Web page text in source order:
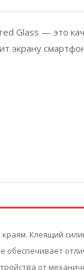
Glass — это
экрану
Клеящий
обеспечивает
от